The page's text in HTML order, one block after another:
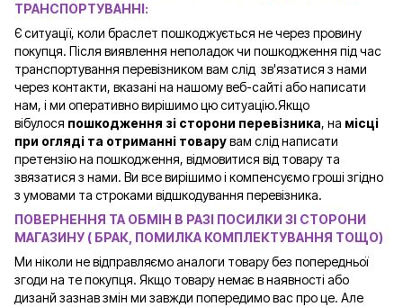
ТРАНСПОРТУВАННІ:
Є ситуації, коли браслет пошкоджується не через провину
покупця. Після виявлення неполадок чи пошкодження під час
транспортування перевізником вам слід зв'язатися з нами
через контакти, вказані на нашому веб-сайті або написати
нам, і ми оперативно вирішимо цю ситуацію.Якщо
вібулося пошкодження зі сторони перевізника, на місці
при огляді та отриманні товарувам слід написати
претензію на пошкодження, відмовитися від товару та
звязатися з нами. Ви все вирішимо і компенсуємо гроші згідно
з умовами та строками відшкодування перевізника.
ПОВЕРНЕННЯ ТА ОБМІН В РАЗІ ПОСИЛКИ ЗІ СТОРОНИ
МАГАЗИНУ ( БРАК, ПОМИЛКА КОМПЛЕКТУВАННЯ ТОЩО)
Ми ніколи не відправляємо аналоги товару без попередньої
згоди на те покупця. Якщо товару немає в наявності або
дизанй зазнав змін ми завжди попередимо вас про це. Але